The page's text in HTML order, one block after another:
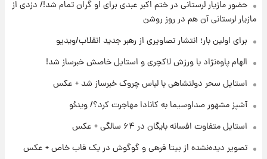
۲۳ ساعت پیش
لحظه برخورد رعد و برق به ساختمان مرکز تجارت
جهانی در آمریکا + فیلم
۲۳ ساعت پیش
برای اولین بار؛ انتشار تصاویری از رهبر جدید
انقلاب/ویدیو
حضور مازیار لرستانی در ختم اکبر عبدی برای او گران تمام شد!/ دزدی از
مازیار لرستانی آن هم در روز روشن
برای اولین بار؛ انتشار تصاویری از رهبر جدید انقلاب/ویدیو
الهام پاوه‌نژاد با ورزش لاکچری و استایل خاصش خبرساز شد!
استایل سحر دولتشاهی با لباس چروک خبرساز شد + عکس
آشپز مشهور صداوسیما به کانادا مهاجرت کرد؟/ ویدئو
استایل متفاوت افسانه بایگان در ۶۴ سالگی + عکس
تصویر دیده‌نشده از بیتا فرهی و گوگوش در یک قاب خاص + عکس